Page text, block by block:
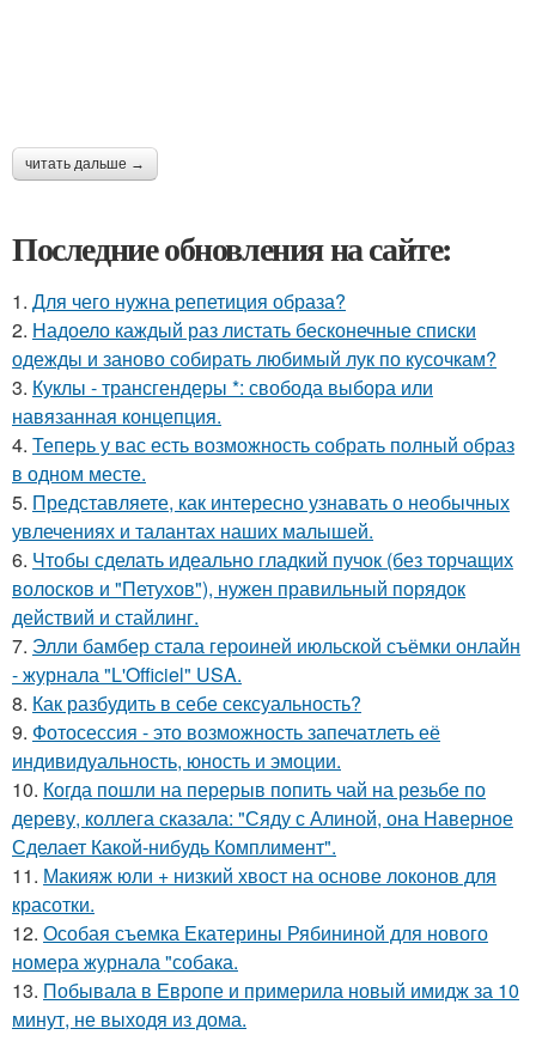
читать дальше →
Последние обновления на сайте:
1. Для чего нужна репетиция образа?
2. Надоело каждый раз листать бесконечные списки
одежды и заново собирать любимый лук по кусочкам?
3. Куклы - трансгендеры *: свобода выбора или
навязанная концепция.
4. Теперь у вас есть возможность собрать полный образ
в одном месте.
5. Представляете, как интересно узнавать о необычных
увлечениях и талантах наших малышей.
6. Чтобы сделать идеально гладкий пучок (без торчащих
волосков и "Петухов"), нужен правильный порядок
действий и стайлинг.
7. Элли бамбер стала героиней июльской съёмки онлайн
- журнала "L'Officiel" USA.
8. Как разбудить в себе сексуальность?
9. Фотосессия - это возможность запечатлеть её
индивидуальность, юность и эмоции.
10. Когда пошли на перерыв попить чай на резьбе по
дереву, коллега сказала: "Сяду с Алиной, она Наверное
Сделает Какой-нибудь Комплимент".
11. Макияж юли + низкий хвост на основе локонов для
красотки.
12. Особая съемка Екатерины Рябининой для нового
номера журнала "собака.
13. Побывала в Европе и примерила новый имидж за 10
минут, не выходя из дома.